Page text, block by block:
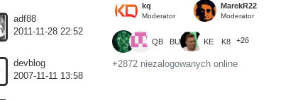
adf88
2011-11-28 22:52
devblog
2007-11-11 13:58
kq
Moderator
MarekR22
Moderator
QB BU KE K8 +26
+2872 niezalogowanych online